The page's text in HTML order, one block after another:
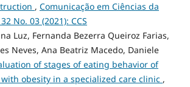
, Comunicação em Ciências da
No. 03 (2021): CCS
Luz, Fernanda Bezerra Queiroz Farias,
Neves, Ana Beatriz Macedo, Daniele
of stages of eating behavior of
obesity in a specialized care clinic ,